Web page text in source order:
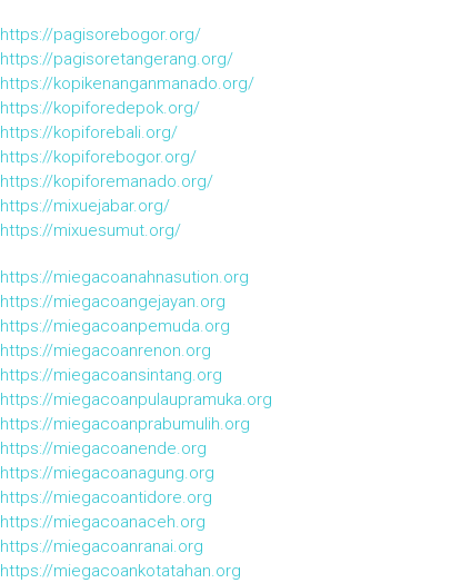
https://pagisorebogor.org/
https://pagisoretangerang.org/
https://kopikenanganmanado.org/
https://kopiforedepok.org/
https://kopiforebali.org/
https://kopiforebogor.org/
https://kopiforemanado.org/
https://mixuejabar.org/
https://mixuesumut.org/
https://miegacoanahnasution.org
https://miegacoangejayan.org
https://miegacoanpemuda.org
https://miegacoanrenon.org
https://miegacoansintang.org
https://miegacoanpulaupramuka.org
https://miegacoanprabumulih.org
https://miegacoanende.org
https://miegacoanagung.org
https://miegacoantidore.org
https://miegacoanaceh.org
https://miegacoanranai.org
https://miegacoankotatahan.org